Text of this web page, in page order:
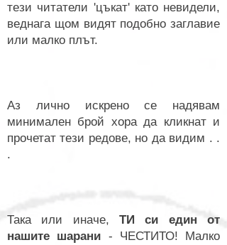
тези читатели 'цъкат' като невидели,
веднага щом видят подобно заглавие
или малко плът.
Аз лично искрено се надявам
минимален брой хора да кликнат и
прочетат тези редове, но да видим . .
.
Така или иначе, ТИ си един от
нашите шарани - ЧЕСТИТО! Малко